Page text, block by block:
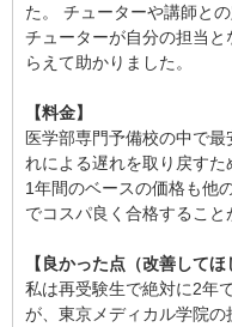
た。 チューターや講師と
チューターが自分の担当
らえて助かりました。
【料金】
医学部専門予備校の中で
れによる遅れを取り戻す
1年間のベースの価格も他
でコスパ良く合格すること
【良かった点（改善してほ
私は再受験生で絶対に2年
が、東京メディカル学院